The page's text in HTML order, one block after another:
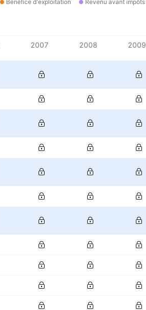
Bénéfice d'exploitation Revenu avant impôts
2007 2008 2009